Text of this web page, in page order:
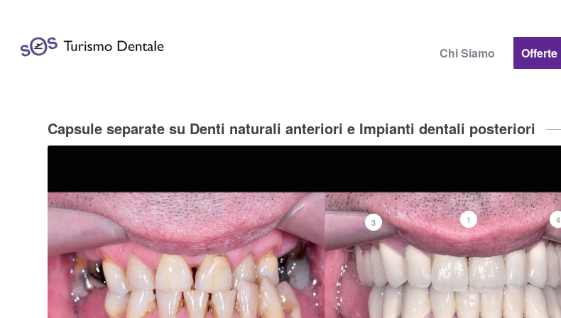
Chi Siamo Offerte
Capsule separate su Denti naturali anteriori e Impianti dentali posteriori
1
3 4